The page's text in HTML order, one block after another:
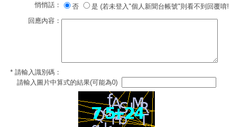
悄悄話：
否
是 (若未登入"個人新聞台帳號"則看不到回覆唷
回應內容：
* 請輸入識別碼：
請輸入圖片中算式的結果(可能為0)